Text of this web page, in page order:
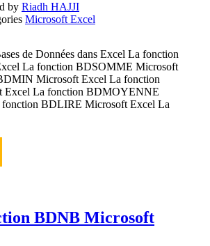
by Riadh HAJJI
Microsoft Excel
de Données dans Excel La fonction
La fonction BDSOMME Microsoft
Microsoft Excel La fonction
La fonction BDMOYENNE
BDLIRE Microsoft Excel La
BDNB Microsoft